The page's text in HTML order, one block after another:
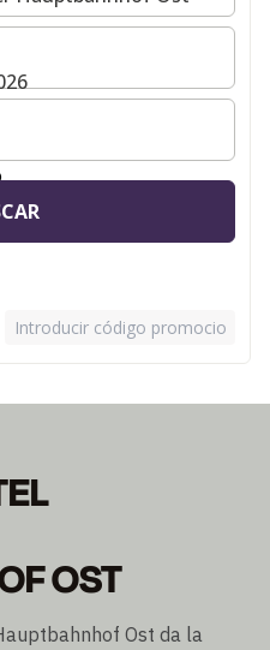
y huéspedes
Introducir código promocional
OST
Ost da la